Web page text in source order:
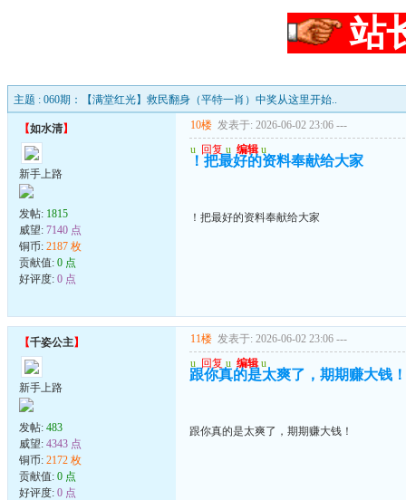
站
主题 : 060期：【满堂红光】救民翻身（平特一肖）中奖从这里开始..
【如水清】
新手上路
发帖: 1815
威望: 7140 点
铜币: 2187 枚
贡献值: 0 点
好评度: 0 点
10楼 发表于: 2026-06-02 23:06 ---
u 回复 u 编辑 u
！把最好的资料奉献给大家
！把最好的资料奉献给大家
【千姿公主】
新手上路
发帖: 483
威望: 4343 点
铜币: 2172 枚
贡献值: 0 点
好评度: 0 点
11楼 发表于: 2026-06-02 23:06 ---
u 回复 u 编辑 u
跟你真的是太爽了，期期赚大钱！
跟你真的是太爽了，期期赚大钱！